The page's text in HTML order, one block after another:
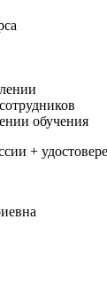
обучения
+